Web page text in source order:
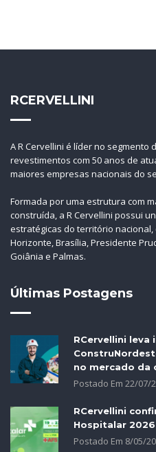
RCERVELLINI
A R Cervellini é líder no segmento
revestimentos com 50 anos de
maiores empresas nacionais do
Formada por uma estrutura com
construída, a R Cervellini possui
estratégicas do território nacional,
Horizonte, Brasília, Presidente
Goiânia e Palmas.
Últimas Postagens
RCervellini leva
no mercado da
Postado Em 22/07/
RCervellini
Hospitalar
Postado Em 8/05/